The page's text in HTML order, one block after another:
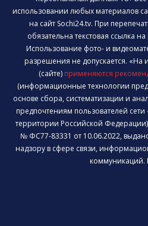
использовании любых материалов
на сайт Sochi24.tv. При
обязательна текстовая ссылка
Использование фото- и
разрешения не допускается.
(сайте) применяются
(информационные технологии
основе сбора, систематизации и
предпочтениям пользователей
территории Российской
№ ФС77-83331 от 10.06.2022,
надзору в сфере связи,
коммуникаций.